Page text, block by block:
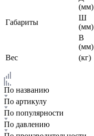
Габариты
(мм)
Ш
(мм)
В
(мм)
Вес
(кг)
По названию
По артикулу
По популярности
По давлению